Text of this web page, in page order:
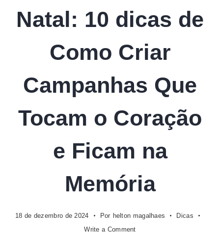
Natal: 10 dicas de
Como Criar
Campanhas Que
Tocam o Coração
e Ficam na
Memória
18 de dezembro de 2024 Por helton magalhaes
Dicas
Write a Commenton